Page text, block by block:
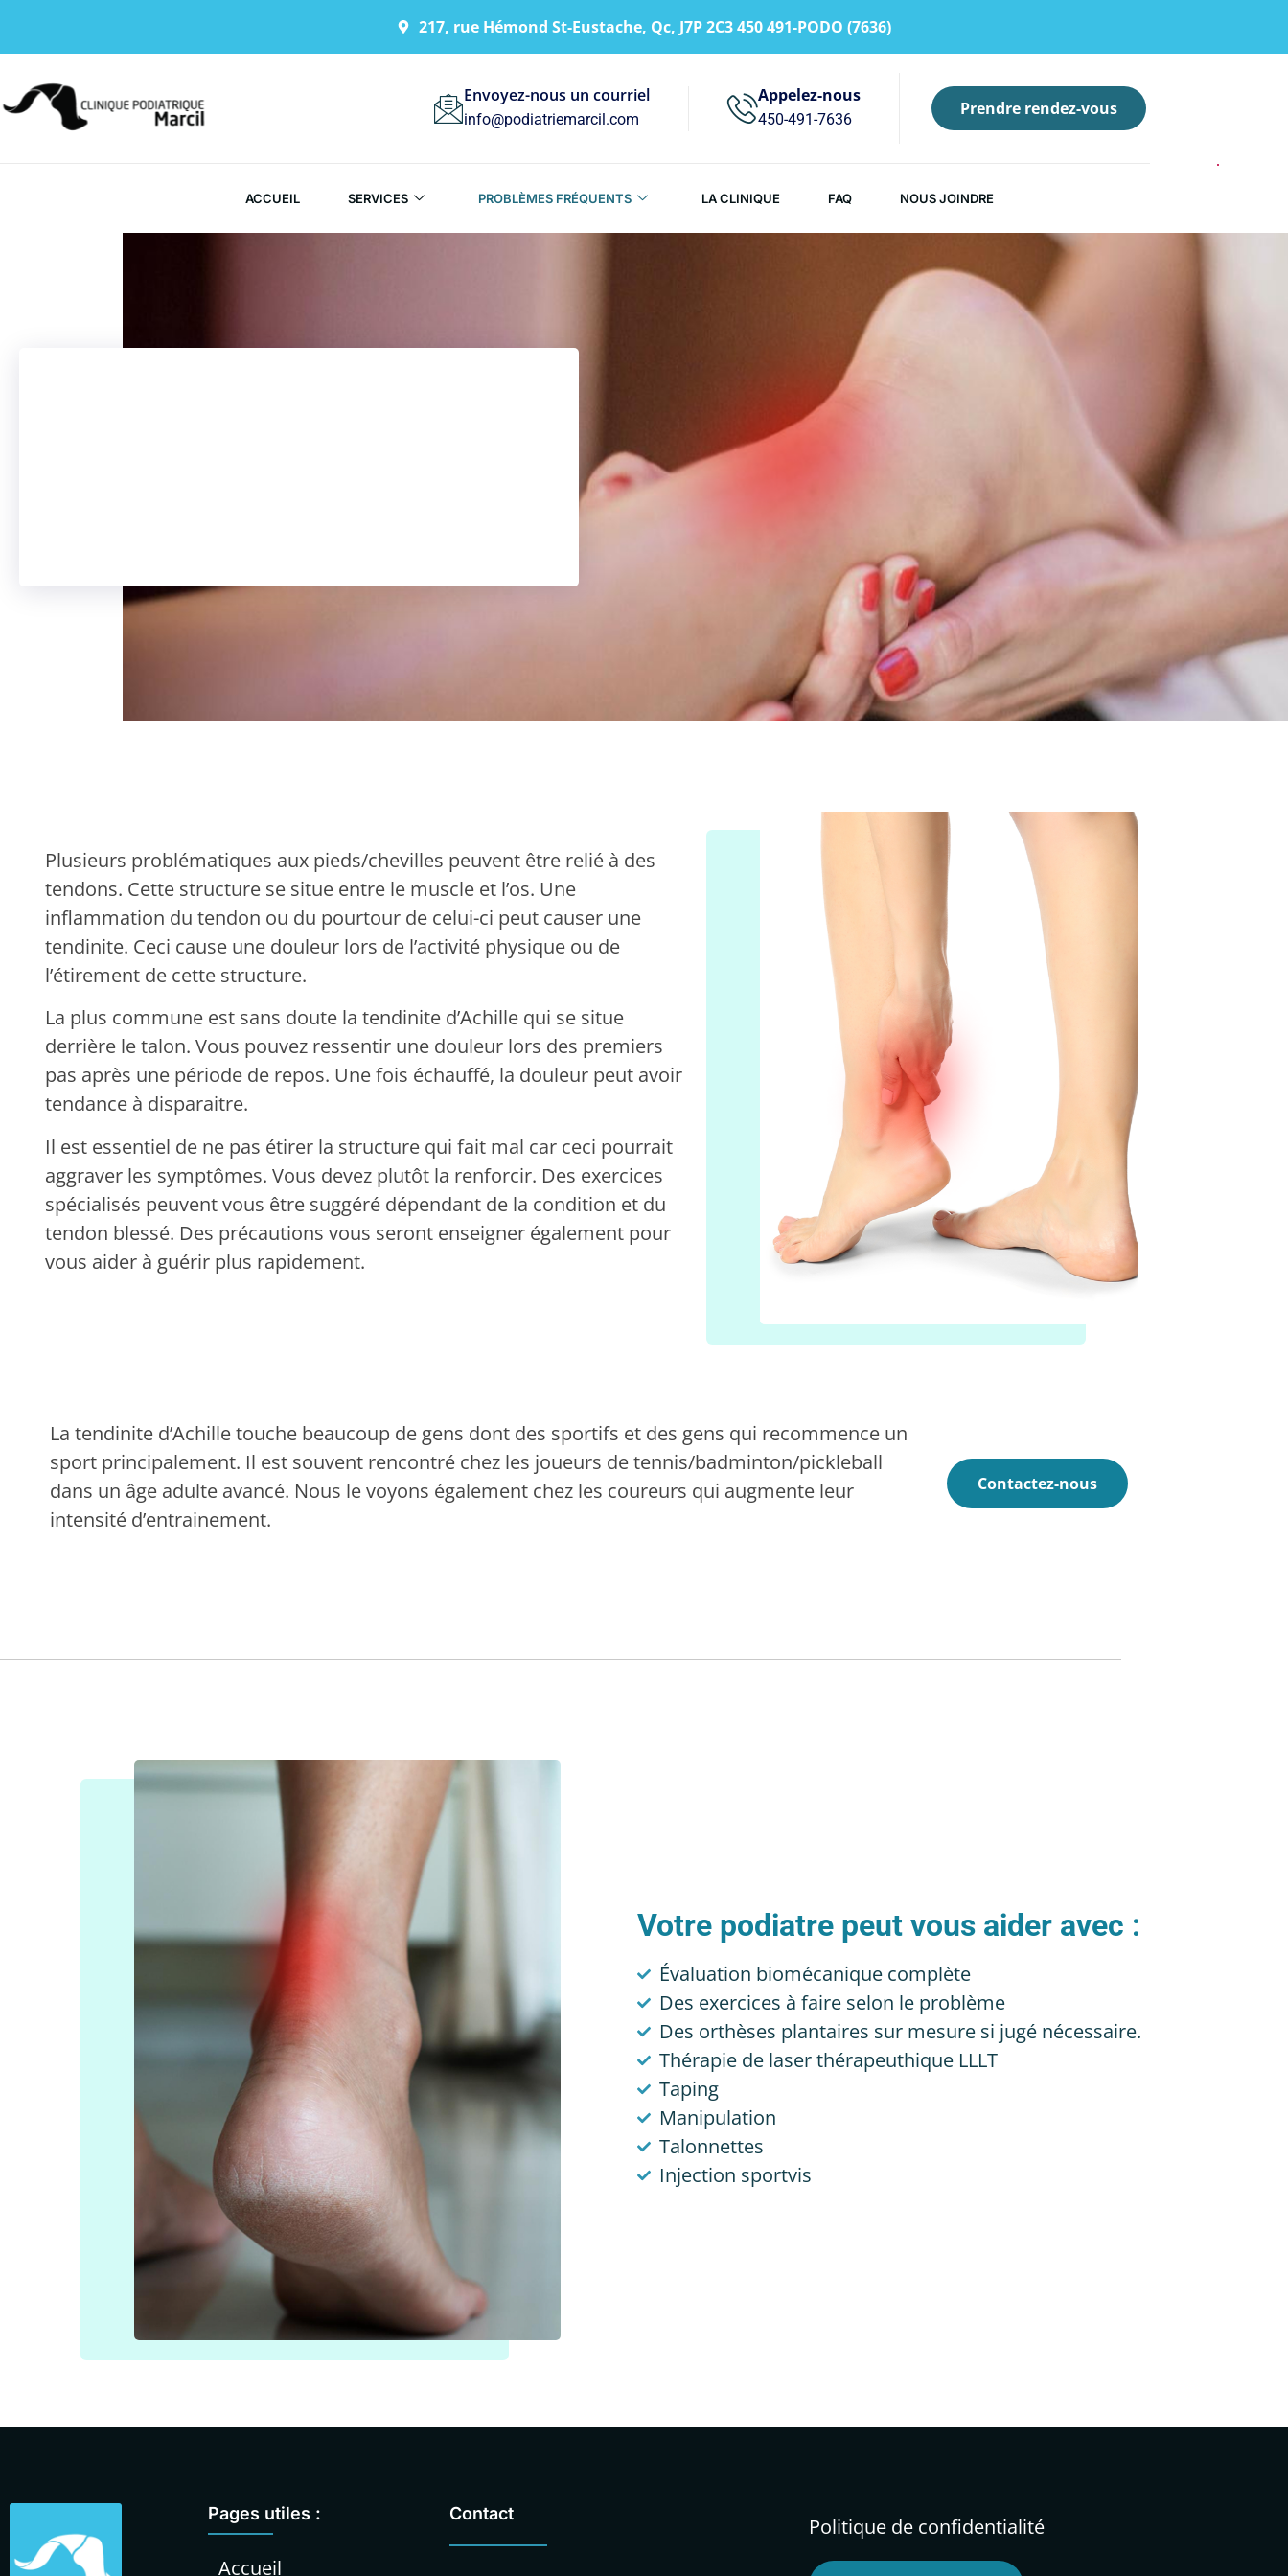
217, rue Hémond St-Eustache, Qc, J7P 2C3 450 491-PODO (7636)
Envoyez-nous un courriel
info@podiatriemarcil.com
Appelez-nous
450-491-7636 Prendre rendez-vous
ACCUEIL SERVICES PROBLÈMES FRÉQUENTS LA CLINIQUE FAQ NOUS JOINDRE
Plusieurs problématiques aux pieds/chevilles peuvent être relié à des
tendons. Cette structure se situe entre le muscle et l’os. Une
inflammation du tendon ou du pourtour de celui-ci peut causer une
tendinite. Ceci cause une douleur lors de l’activité physique ou de
l’étirement de cette structure.
La plus commune est sans doute la tendinite d’Achille qui se situe
derrière le talon. Vous pouvez ressentir une douleur lors des premiers
pas après une période de repos. Une fois échauffé, la douleur peut avoir
tendance à disparaitre.
Il est essentiel de ne pas étirer la structure qui fait mal car ceci pourrait
aggraver les symptômes. Vous devez plutôt la renforcir. Des exercices
spécialisés peuvent vous être suggéré dépendant de la condition et du
tendon blessé. Des précautions vous seront enseigner également pour
vous aider à guérir plus rapidement.
La tendinite d’Achille touche beaucoup de gens dont des sportifs et des gens qui recommence un
sport principalement. Il est souvent rencontré chez les joueurs de tennis/badminton/pickleball
dans un âge adulte avancé. Nous le voyons également chez les coureurs qui augmente leur
intensité d’entrainement.
Contactez-nous
Votre podiatre peut vous aider avec :
Évaluation biomécanique complète
Des exercices à faire selon le problème
Des orthèses plantaires sur mesure si jugé nécessaire.
Thérapie de laser thérapeuthique LLLT
Taping
Manipulation
Talonnettes
Injection sportvis
Pages utiles :
Accueil
Contact
Politique de confidentialité